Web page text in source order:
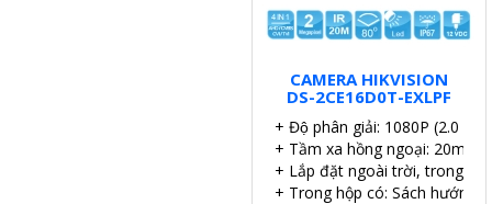
CAMERA HIKVISION
DS-2CE16D0T-EXLPF
+ Độ phân giải: 1080P (2.0
+ Tầm xa hồng ngoại: 20m.
+ Lắp đặt ngoài trời, trong
+ Trong hộp có: Sách hướng